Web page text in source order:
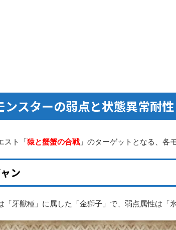
ンスターの弱点と状態異常耐性
スト「猿と蟹蟹の合戦」のターゲットとなる、各
ン
「牙獣種」に属した「金獅子」で、弱点属性は「氷